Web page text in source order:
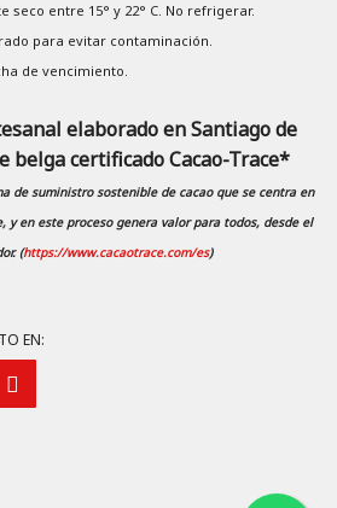
seco entre 15° y 22° C. No refrigerar.
para evitar contaminación.
de vencimiento.
elaborado en Santiago de
belga certificado Cacao-Trace*
de suministro sostenible de cacao que se centra en
y en este proceso genera valor para todos, desde el
(https://www.cacaotrace.com/es)
EN: